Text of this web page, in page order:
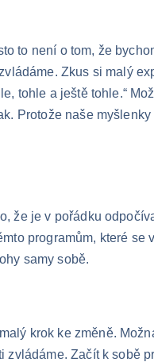
to není o tom, že
Zkus si malý
tohle a ještě tohle.“
Protože naše
že je v pořádku
programům, které
samy sobě.
krok ke změně.
zvládáme. Začít k sobě